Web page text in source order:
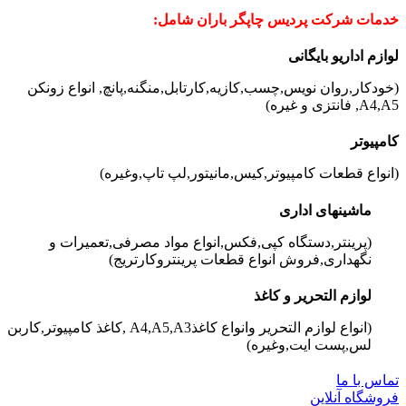
خدمات شرکت پردیس چاپگر باران شامل:
لوازم اداریو بایگانی
(خودکار,روان نویس,چسب,کازیه,کارتابل,منگنه,پانچ, انواع زونکن
A4,A5, فانتزی و غیره)
کامپیوتر
(انواع قطعات کامپیوتر,کیس,مانیتور,لپ تاپ,وغیره)
ماشینهای اداری
(پرینتر,دستگاه کپی,فکس,انواع مواد مصرفی,تعمیرات و
نگهداری,فروش انواع قطعات پرینتروکارتریج)
لوازم التحریر و کاغذ
(انواع لوازم التحریر وانواع کاغذA4,A5,A3 ,کاغذ کامپیوتر,کاربن
لس,پست ایت,وغیره)
تماس با ما
فروشگاه آنلاین